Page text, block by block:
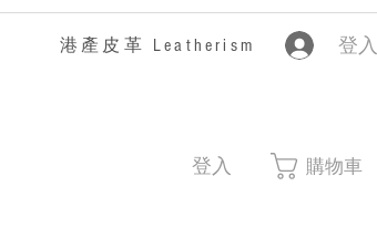
登入
​港產皮革 Leatherism
登入 購物車